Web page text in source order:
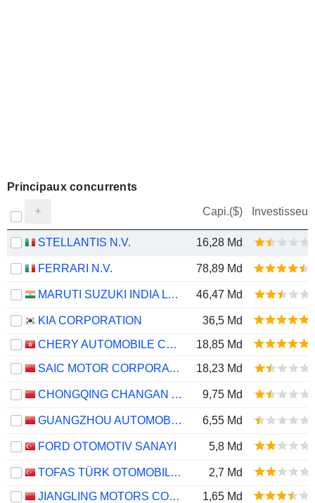
Principaux concurrents
Capi.($) Investisseur
STELLANTIS N.V. 16,28 Md
FERRARI N.V. 78,89 Md
MARUTI SUZUKI INDIA LTD 46,47 Md
KIA CORPORATION
36,5 Md
CHERY AUTOMOBILE CO., LTD.
18,85 Md
SAIC MOTOR CORPORATION LIMITED
18,23 Md
CHONGQING CHANGAN AUTOMOBILE COMPANY LIMITED 9,75 Md
GUANGZHOU AUTOMOBILE GROUP CO., LTD. 6,55 Md
FORD OTOMOTIV SANAYI 5,8 Md
TOFAS TÜRK OTOMOBIL FABRIKASI ANONIM SIRKETI
2,7 Md
JIANGLING MOTORS CORPORATION, LTD.
1,65 Md